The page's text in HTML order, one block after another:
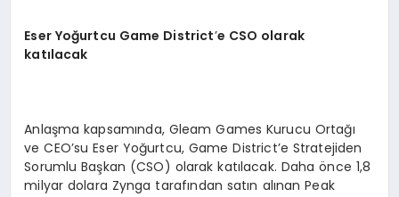
Eser Yoğurtcu Game District’e CSO olarak
katılacak
Anlaşma kapsamında, Gleam Games Kurucu Ortağı
ve CEO’su Eser Yoğurtcu, Game District’e Stratejiden
Sorumlu Başkan (CSO) olarak katılacak. Daha önce 1,8
milyar dolara Zynga tarafından satın alınan Peak